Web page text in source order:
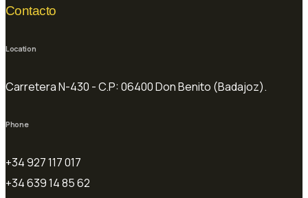
Contacto
Location
Carretera N-430 - C.P: 06400 Don Benito (Badajoz).
Phone
+34 927 117 017
+34 639 14 85 62